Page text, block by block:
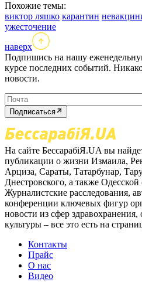
Похожие темы:
виктор ляшко карантин
ужесточение
наверх
Подпишись на нашу
курсе последних событий.
новости.
Подписаться
На сайте БессарабіЯ.UA вы
публикации о жизни Измаила,
Арциза, Сараты, Татарбунар,
Днестровского, а также
Журналистские расследования,
конференции ключевых фигур
новости из сфер здравохранения,
культуры – все это есть на
Контакты
Прайс
О нас
Видео